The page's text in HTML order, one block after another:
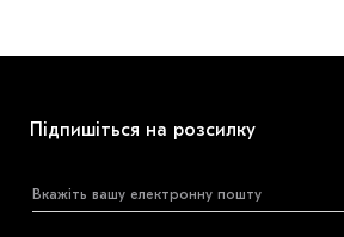
Підпишіться на розсилку